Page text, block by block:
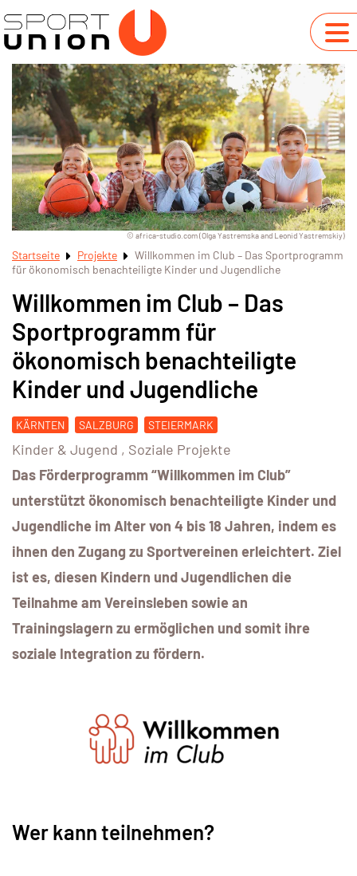
© africa-studio.com (Olga Yastremska and Leonid Yastremskiy)
Startseite Projekte
Willkommen im Club – Das Sportprogramm
für ökonomisch benachteiligte Kinder und Jugendliche
Willkommen im Club – Das
Sportprogramm für
ökonomisch benachteiligte
Kinder und Jugendliche
KÄRNTEN SALZBURG STEIERMARK
Kinder & Jugend , Soziale Projekte
Das Förderprogramm “Willkommen im Club”
unterstützt ökonomisch benachteiligte Kinder und
Jugendliche im Alter von 4 bis 18 Jahren, indem es
ihnen den Zugang zu Sportvereinen erleichtert. Ziel
ist es, diesen Kindern und Jugendlichen die
Teilnahme am Vereinsleben sowie an
Trainingslagern zu ermöglichen und somit ihre
soziale Integration zu fördern.
Wer kann teilnehmen?